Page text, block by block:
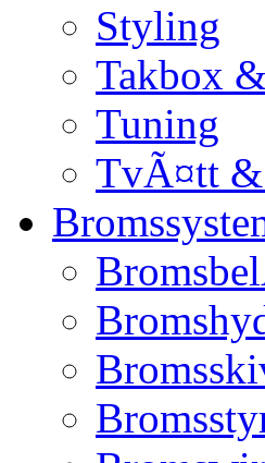
Styling
Takbox
Tuning
TvÃ¤tt